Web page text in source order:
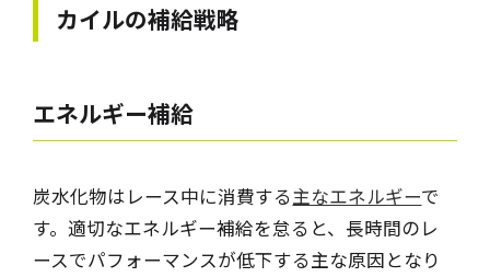
カイルの補給戦略
エネルギー補給
炭水化物はレース中に消費する主なエネルギーで
す。適切なエネルギー補給を怠ると、長時間のレ
ースでパフォーマンスが低下する主な原因となり